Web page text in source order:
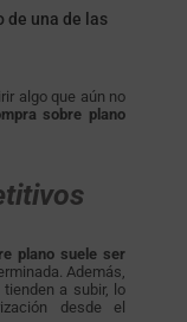
algo que aún no
sobre plano
plano suele ser
Además,
a subir, lo
desde el